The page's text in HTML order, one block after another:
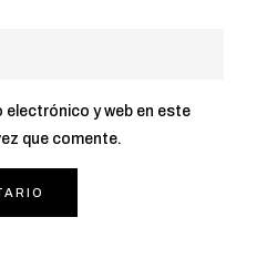
electrónico y web en este
que comente.